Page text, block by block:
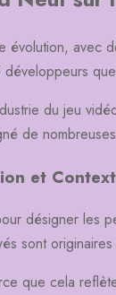
évolution,
du jeu
de
et
désigner les
sont
que cela